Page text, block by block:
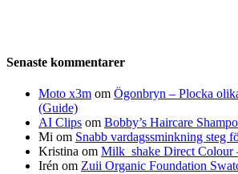
Senaste kommentarer
Moto x3m om Ögonbryn – Plocka
(Guide)
AI Clips om Bobby’s Haircare
Mi om Snabb vardagssminkning steg
Kristina om Milk_shake Direct Colour
Irén om Zuii Organic Foundation